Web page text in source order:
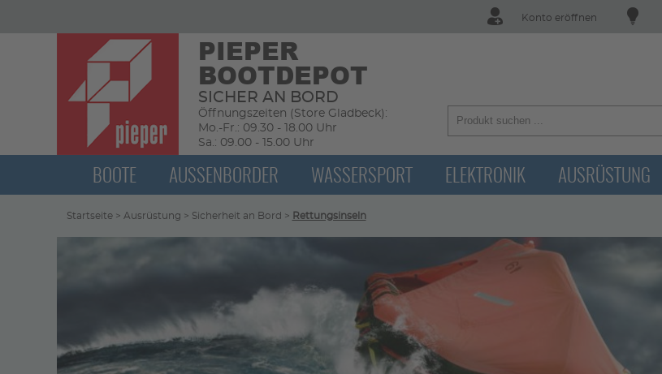
Konto eröffnen
PIEPER
BOOTDEPOT
SICHER AN BORD
Öffnungszeiten (Store Gladbeck):
Mo.-Fr.: 09.30 - 18.00 Uhr
Sa.: 09.00 - 15.00 Uhr
BOOTE AUSSENBORDER WASSERSPORT ELEKTRONIK AUSRÜSTUNG
Startseite> Ausrüstung > Sicherheit an Bord > Rettungsinseln